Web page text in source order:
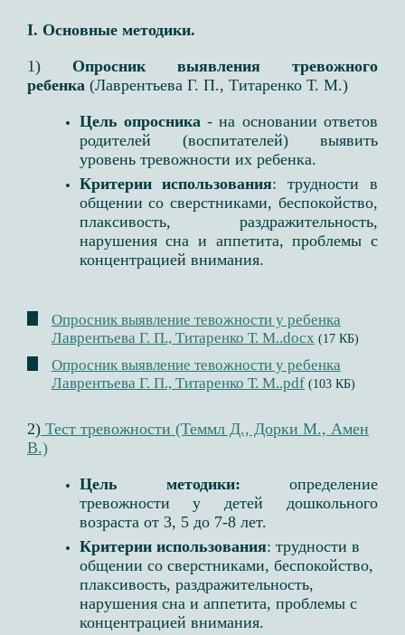
I. Основные методики.​
1) Опросник выявления тревожного
ребенка (Лаврентьева Г. П., Титаренко Т. М.)
Цель опросника - на основании ответов
родителей (воспитателей) выявить
уровень тревожности их ребенка.
Критерии использования: трудности в
общении со сверстниками, беспокойство,
плаксивость, раздражительность,
нарушения сна и аппетита, проблемы с
концентрацией внимания.
Опросник выявление тевожности у ребенка
Лаврентьева Г. П., Титаренко Т. М..docx (17 КБ)
Опросник выявление тевожности у ребенка
Лаврентьева Г. П., Титаренко Т. М..pdf (103 КБ)
2) Тест тревожности (Теммл Д., Дорки М., Амен
В.)
Цель методики: определение
тревожности у детей дошкольного
возраста от 3, 5 до 7-8 лет.
Критерии использования: трудности в
общении со сверстниками, беспокойство,
плаксивость, раздражительность,
нарушения сна и аппетита, проблемы с
концентрацией внимания.